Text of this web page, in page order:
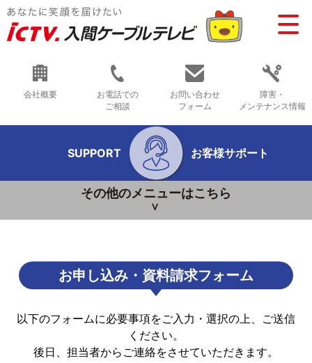
会社概要
お電話での
ご相談
お問い合わせ
フォーム
障害・
メンテナンス情報
SUPPORT お客様サポート
その他のメニューはこちら
お申し込み・資料請求フォーム
以下のフォームに必要事項をご入力・選択の上、ご送信
ください。
後日、担当者からご連絡をさせていただきます。